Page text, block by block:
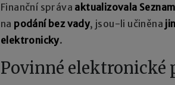
Finanční správa aktualizovala
na podání bez vady, jsou-li učiněna
elektronicky.
Povinné elektronické